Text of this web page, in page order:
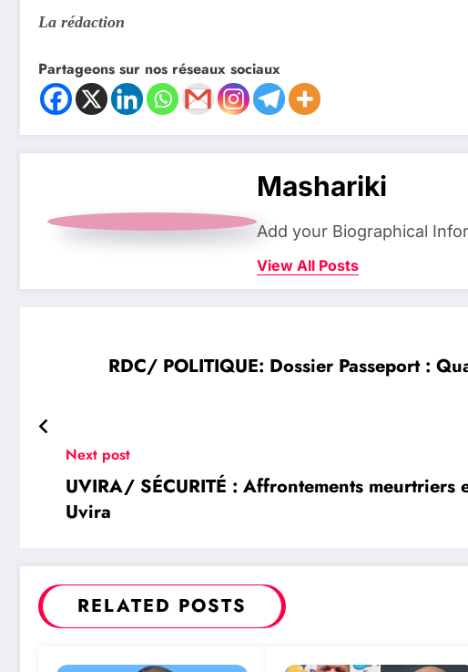
La rédaction
Partageons sur nos réseaux sociaux
Mashariki
Add your Biographical
View All Posts
RDC/ POLITIQUE: Dossier Passeport :
Next post
UVIRA/ SÉCURITÉ : Affrontements meurtriers
Uvira
RELATED POSTS